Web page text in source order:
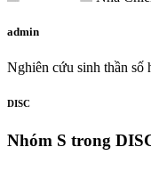
admin
Nghiên cứu sinh thần số
DISC
Nhóm S trong